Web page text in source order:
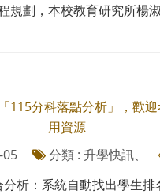
規劃，本校教育研究所楊
115分科落點分析」，歡
用資源
05
分類 : 升學快訊、
析：系統自動找出學生排